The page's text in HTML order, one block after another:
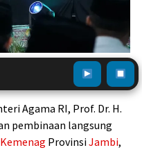
Agama RI, Prof. Dr. H.
pembinaan langsung
Kemenag ProvinsiJambi,